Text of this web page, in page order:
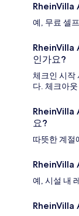
RheinVilla
예, 무료 셀
RheinVilla
인가요?
체크인 시작
다. 체크아
RheinVilla
요?
따뜻한 계절
RheinVilla
예, 시설 내
RheinVilla